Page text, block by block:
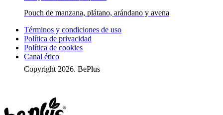
Pouch de manzana, plátano, arándano y avena
Términos y condiciones de uso
Política de privacidad
Política de cookies
Canal ético
Copyright 2026. BePlus